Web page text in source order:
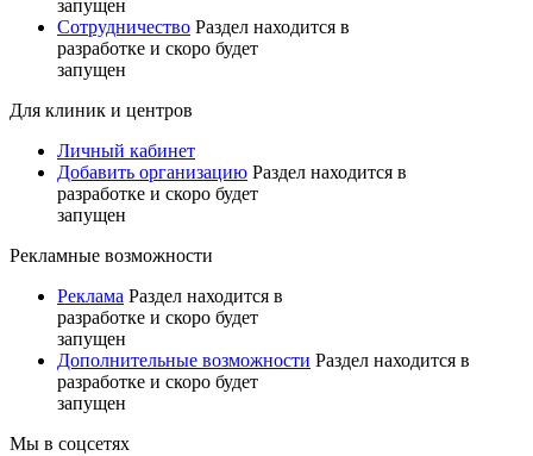
запущен
Сотрудничество Раздел находится в
разработке и скоро будет
запущен
Для клиник и центров
Личный кабинет
Добавить организацию Раздел находится в
разработке и скоро будет
запущен
Рекламные возможности
Реклама Раздел находится в
разработке и скоро будет
запущен
Дополнительные возможности Раздел находится в
разработке и скоро будет
запущен
Мы в соцсетях